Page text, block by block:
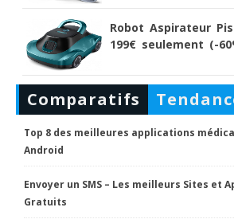
Robot Aspirateur
199€ seulement (-
Comparatifs
Top 8 des meilleures applications
Android
Envoyer un SMS – Les meilleurs Sites et
Gratuits